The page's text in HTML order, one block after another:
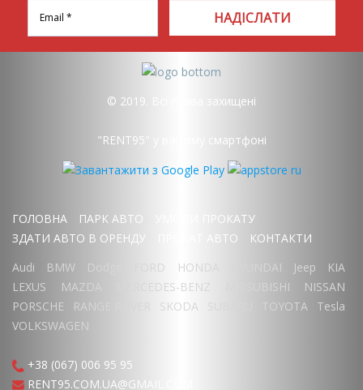
НАДІСЛАТИ
© 2019. Всі права захищені
"RENT95" у вашому смартфоні
ГОЛОВНА ПАРК АВТО
УМОВИ ПРОКАТУ
ЗДАТИ АВТО В ОРЕНДУ
ПРОКАТ АВТО
КОНТАКТИ
Audi
BMW Dodge FORD HONDA HYUNDAI Jeep
KIA
LEXUS
MAZDA MERCEDES-BENZ MITSUBISHI
NISSAN
PORSCHE
RANGE ROVER SKODA TOYOTA
Tesla
VOLKSWAGEN
+38 (067) 006 95 95
RENT95.COM.UA@GMAIL.COM